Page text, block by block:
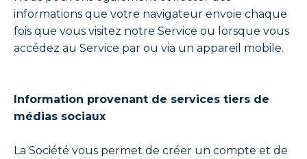
informations que votre navigateur envoie chaque
fois que vous visitez notre Service ou lorsque vous
accédez au Service par ou via un appareil mobile.
Information provenant de services tiers de
médias sociaux
La Société vous permet de créer un compte et de